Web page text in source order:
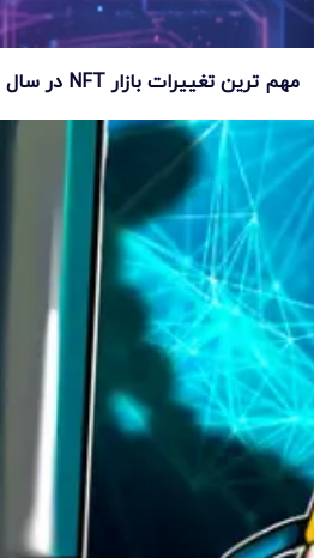
مهم ترین تغییرات بازار NFT در سال 2025!